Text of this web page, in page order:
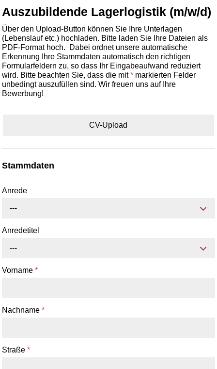
Auszubildende Lagerlogistik (m/w/d)
Über den Upload-Button können Sie Ihre Unterlagen
(Lebenslauf etc.) hochladen. Bitte laden Sie Ihre Dateien als
PDF-Format hoch. Dabei ordnet unsere automatische
Erkennung Ihre Stammdaten automatisch den richtigen
Formularfeldern zu, so dass Ihr Eingabeaufwand reduziert
wird. Bitte beachten Sie, dass die mit* markierten Felder
unbedingt auszufüllen sind. Wir freuen uns auf Ihre
Bewerbung!
CV-Upload
Stammdaten
Anrede
---
Anredetitel
---
Vorname*
Nachname*
Straße*